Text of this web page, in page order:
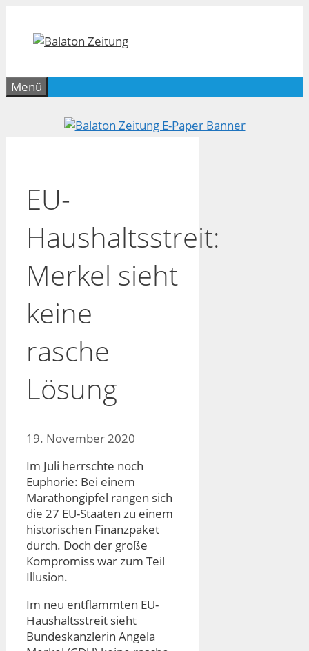
springen
Menü
EU-
Haushaltsstreit:
Merkel sieht
keine
rasche
Lösung
19. November 2020
Im Juli herrschte noch
Euphorie: Bei einem
Marathongipfel rangen sich
die 27 EU-Staaten zu einem
historischen Finanzpaket
durch. Doch der große
Kompromiss war zum Teil
Illusion.
Im neu entflammten EU-
Haushaltsstreit sieht
Bundeskanzlerin Angela